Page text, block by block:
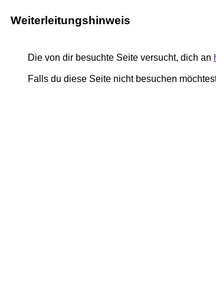
Weiterleitungshinweis
Die von dir besuchte Seite versucht, dich an
Falls du diese Seite nicht besuchen